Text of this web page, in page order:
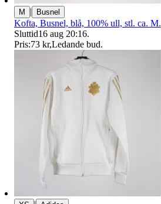
M | Busnel
Kofta, Busnel, blå, 100% ull, stl. ca. M.
Sluttid16 aug 20:16.
Pris:73 kr,Ledande bud.